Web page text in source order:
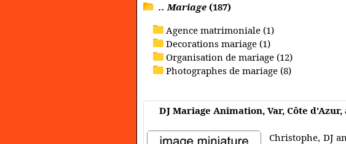
.. Mariage (187)
Agence matrimoniale (1)
Decorations mariage (1)
Organisation de mariage (12)
Photographes de mariage (8)
DJ Mariage Animation, Var, Côte
Christophe, DJ